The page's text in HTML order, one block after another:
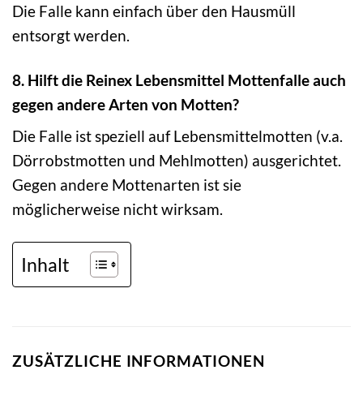
Die Falle kann einfach über den Hausmüll
entsorgt werden.
8. Hilft die Reinex Lebensmittel Mottenfalle auch
gegen andere Arten von Motten?
Die Falle ist speziell auf Lebensmittelmotten (v.a.
Dörrobstmotten und Mehlmotten) ausgerichtet.
Gegen andere Mottenarten ist sie
möglicherweise nicht wirksam.
Inhalt
ZUSÄTZLICHE INFORMATIONEN